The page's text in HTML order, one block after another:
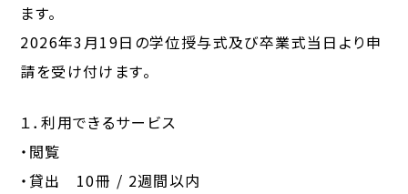
ます。
2026年3月19日の学位授与式及び卒業式当日より申
請を受け付けます。
１．利用できるサービス
・閲覧
・貸出 10冊 / 2週間以内